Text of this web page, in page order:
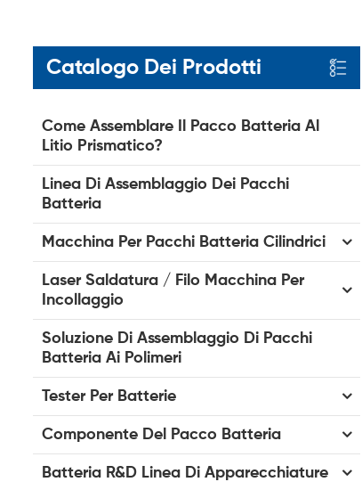
Catalogo Dei Prodotti
Come Assemblare Il Pacco Batteria Al
Litio Prismatico?
Linea Di Assemblaggio Dei Pacchi
Batteria
Macchina Per Pacchi Batteria Cilindrici
Laser Saldatura / Filo Macchina Per
Incollaggio
Soluzione Di Assemblaggio Di Pacchi
Batteria Ai Polimeri
Tester Per Batterie
Componente Del Pacco Batteria
Batteria R&D Linea Di Apparecchiature